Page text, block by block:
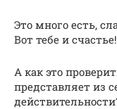
Это много есть,
Вот тебе и счастье!
А как это
представляет из